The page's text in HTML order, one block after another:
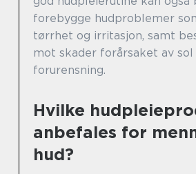
forebygge hudproblemer
tørrhet og irritasjon, samt
mot skader forårsaket av sol
forurensning.
Hvilke
anbefales for
hud?